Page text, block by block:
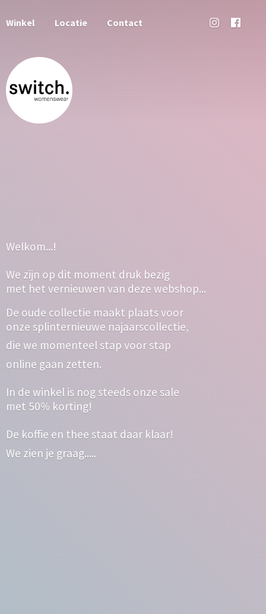
Winkel Locatie Contact
Welkom...!
We zijn op dit moment druk bezig
met het vernieuwen van deze webshop...
De oude collectie maakt plaats voor
onze splinternieuwe najaarscollectie,
die we momenteel stap voor stap
online gaan zetten.
In de winkel is nog steeds onze sale
met 50% korting!
De koffie en thee staat daar klaar!
We zien je graag.....